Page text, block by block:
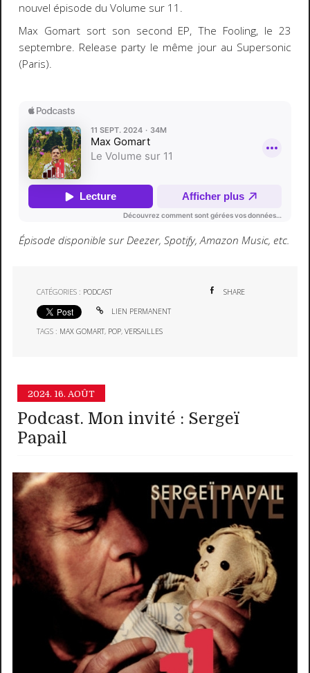
nouvel épisode du Volume sur 11.
Max Gomart sort son second EP, The Fooling, le 23
septembre. Release party le même jour au Supersonic
(Paris).
Épisode disponible sur Deezer, Spotify, Amazon Music, etc.
CATÉGORIES : PODCAST SHARE
LIEN PERMANENT
TAGS : MAX GOMART, POP,VERSAILLES
2024. 16. AOÛT
Podcast. Mon invité : Sergeï
Papail